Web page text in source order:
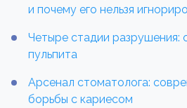
и почему его нельзя
Четыре стадии разрушения:
пульпита
Арсенал стоматолога:
борьбы с кариесом